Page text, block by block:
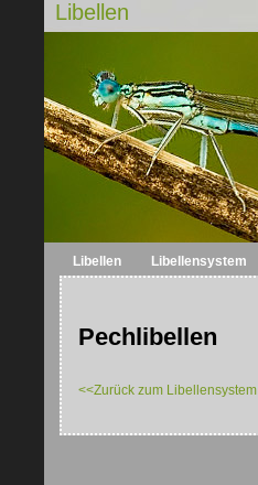
Libellen
Libellen Libellensystem
Pechlibellen
<<Zurück zum Libellensystem